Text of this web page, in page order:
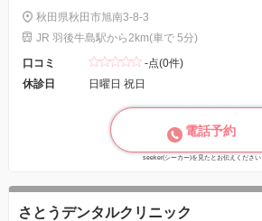
秋田県秋田市旭南3-8-3
JR 羽後牛島駅から2km(車で 5分)
口コミ
-点(0件)
休診日
日曜日 祝日
電話予約
seeker(シーカー)を見たとお伝えください
さとうデンタルクリニック